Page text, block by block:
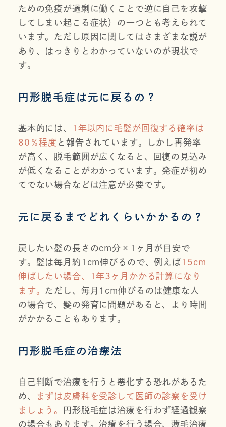
ための免疫が過剰に働くことで逆に自己を攻撃
してしまい起こる症状）の一つとも考えられて
います。ただし原因に関してはさまざまな説が
あり、はっきりとわかっていないのが現状で
す。
円形脱毛症は元に戻るの？
基本的には、
1年以内に毛髪が回復する確率は
80％程度 と報告されています。しかし再発率
が高く、脱毛範囲が広くなると、回復の見込み
が低くなることがわかっています。発症が初め
てでない場合などは注意が必要です。
元に戻るまでどれくらいかかるの？
戻したい髪の長さのcm分×1ヶ月が目安で
す。髪は毎月約1cm伸びるので、例えば15cm
伸ばしたい場合、1年3ヶ月かかる計算になり
ます。 ただし、毎月1cm伸びるのは健康な人
の場合で、髪の発育に問題があると、より時間
がかかることもあります。
円形脱毛症の治療法
自己判断で治療を行うと悪化する恐れがあるた
め、
まずは皮膚科を受診して医師の診察を受け
ましょう。
円形脱毛症は治療を行わず経過観察
の場合もあります。治療を行う場合、薄毛治療